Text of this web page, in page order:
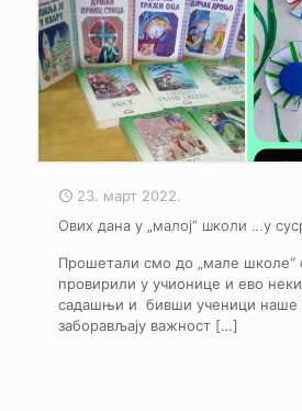
23. март 2022.
Ових дана у „малој“ школи …у
Прошетали смо до „мале школе“
провирили у учионице и ево
садашњи и бивши ученици наше
заборављају важност […]